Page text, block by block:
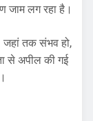
जाम लग रहा है।
जहां तक संभव हो,
से अपील की गई